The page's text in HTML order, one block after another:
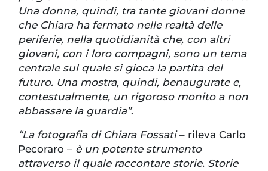
Una donna, quindi, tra tante giovani donne
che Chiara ha fermato nelle realtà delle
periferie, nella quotidianità che, con altri
giovani, con i loro compagni, sono un tema
centrale sul quale si gioca la partita del
futuro. Una mostra, quindi, benaugurate e,
contestualmente, un rigoroso monito a non
abbassare la guardia”.
“La fotografia di Chiara Fossati– rileva Carlo
Pecoraro – è un potente strumento
attraverso il quale raccontare storie. Storie